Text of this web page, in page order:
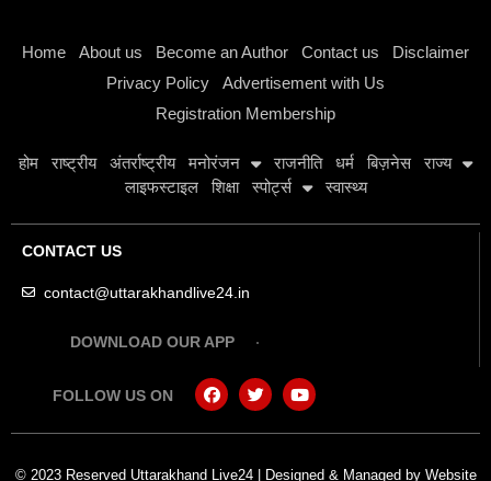
Home About us Become an Author Contact us
Disclaimer
Privacy Policy
Advertisement with Us
Registration Membership
होम राष्ट्रीय अंतर्राष्ट्रीय मनोरंजन राजनीति धर्म बिज़नेस
राज्य
लाइफस्टाइल
शिक्षा स्पोर्ट्स स्वास्थ्य
CONTACT US
contact@uttarakhandlive24.in
DOWNLOAD OUR APP
FOLLOW US ON
© 2023 Reserved Uttarakhand Live24 | Designed & Managed by Website